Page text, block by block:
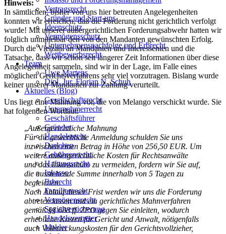
Vertragsrecht
Gründer und Start-ups
Ideenschutz
Vermögensschutz
Unternehmensnachfolge und Erbrecht
Wettbewerbsrecht
Team
Uwe Martens
Dipl. Jur. Florian N. Schuh
Aktuelles (Blog)
Gesellschaftsrecht
Unternehmerrecht
Geschäftsführer
Gründer
Handelsrecht
Darlehen
Gebührenrecht
Haftungsrecht
Inkasso
Erbrecht
Familienrecht
Vermögensrecht
Sozialversicherung
Handelsvertreter
Makler
B2B-
Marktplatz
für
Geschäftskunden
von
Konkursware
mit
deutlichen
Worten
Hinweis:
In sämtlichen, bisher von uns hier betreuten Angelegenheiten
konnten wir erreichen, daß die Forderung nicht gerichtlich verfolgt
wurde! Mit unserer außergerichtlichen Forderungsabwehr hatten wir
folglich unmittelbar den von den Mandanten gewünschten Erfolg.
Durch die Vielzahl an Mandanten und Interessenten und die
Tatsache, dass wir schon seit längerer Zeit Informationen über diese
Angelegenheit sammeln, sind wir in der Lage, im Falle eines
möglichen Gerichtsverfahrens sehr viel vorzutragen. Bislang wurde
keiner unserer Mandanten zur Zahlung verurteilt.
Uns liegt eine Mahnung vor, die von Melango verschickt wurde. Sie
hat folgenden Wortlaut:
„Außergerichtliche Mahnung
Für die gewerbliche Anmeldung schulden Sie uns
inzwischen einen Betrag in Höhe von 256,50 EUR. Um
weitere außergerichtliche Kosten für Rechtsanwälte
und das Inkassobüro zu vermeiden, fordern wir Sie auf,
die ausstehende Summe innerhalb von 5 Tagen zu
begleichen.
Nach Ablauf dieser Frist werden wir uns die Forderung
abtreten lassen und ein gerichtliches Mahnverfahren
gemäß §§ 688 ff. ZPO gegen Sie einleiten, wodurch
erhebliche Kosten für Gericht und Anwalt, nötigenfalls
auch Vollstreckungskosten für den Gerichtsvollzieher,